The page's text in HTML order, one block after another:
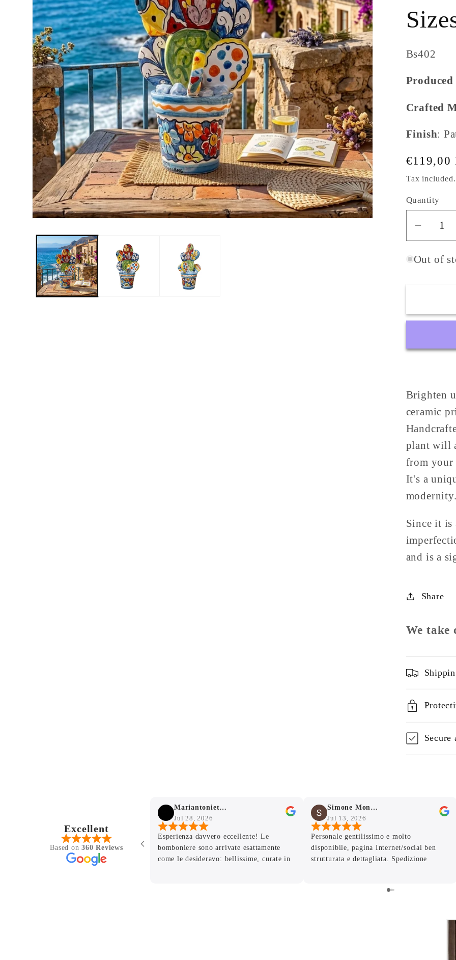
g
i
o
SKU:
Bs402
Produced
Crafted
Finish:
Regular
price
€119,00
Tax included.
Quantity
for
Prickly
Plant
-
Various
Sizes
Out of
Brighten
ceramic
plant will
from your
It's a
modernity.
Since it is
and is a
Share
We take
Secure
Excellent
Based on 360 Reviews
Mariantonietta Mammone
Jul 28, 2026
Esperienza davvero eccellente! Le
bomboniere sono arrivate esattamente
come le desideravo: bellissime, curate in
Simone Mondello
Jul 13, 2026
Personale gentilissimo e molto
disponibile, pagina Internet/social ben
strutturata e dettagliata. Spedizione
un’idea della qualità del prodotto ma dal